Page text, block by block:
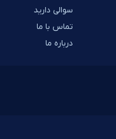
سوالی دارید
تماس با ما
درباره ما